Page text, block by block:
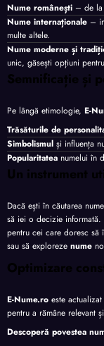
Nume românești – de la
Nume internaționale –
multe altele.
Nume moderne și
unic, găsești opțiuni
Semnificație și
Pe lângă etimologie, E-
Trăsăturile de
Simbolismul și influența
Popularitatea numelui în
Un instrument
Dacă ești în căutarea
să iei o decizie informată.
pentru cei care doresc să
sau să exploreze nume
Optimizare
E-Nume.ro este
pentru a rămâne relevant
Descoperă povestea